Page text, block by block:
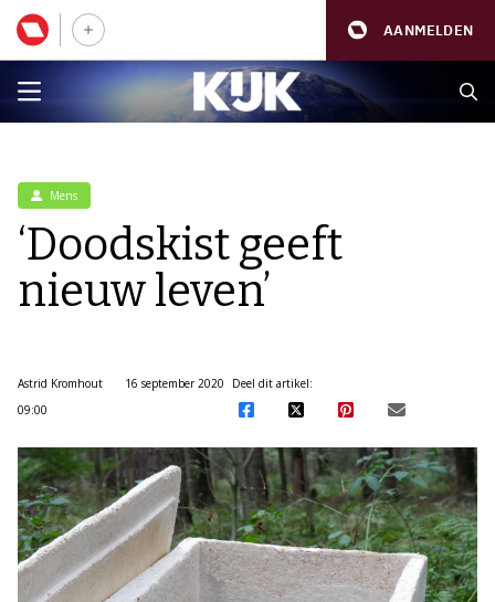
AANMELDEN
Mens
‘Doodskist geeft
nieuw leven’
Astrid Kromhout
16 september 2020
09:00
Deel dit artikel: